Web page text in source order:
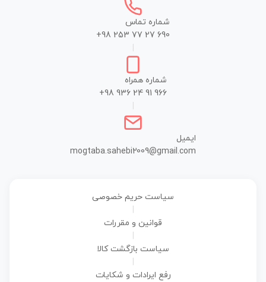
شماره تماس
+98 253 77 27 690
شماره همراه
+98 936 24 91 966
ایمیل
mogtaba.sahebi2009@gmail.com
سیاست حریم خصوصی
قوانین و مقررات
سیاست بازگشت کالا
رفع ایرادات و شکایات